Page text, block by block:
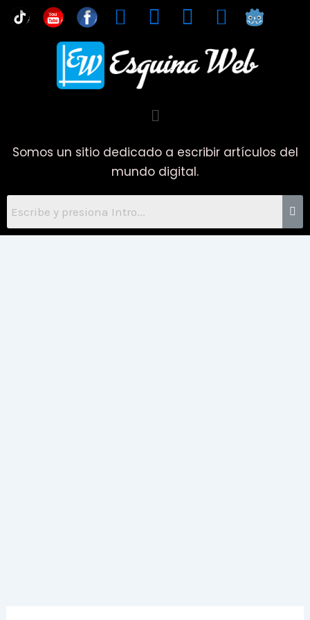
contenido
You
Menú
Somos un sitio dedicado a escribir artículos del
mundo digital.